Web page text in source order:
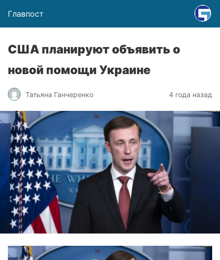
Главпост
США планируют объявить о
новой помощи Украине
Татьяна Ганчеренко 4 года назад